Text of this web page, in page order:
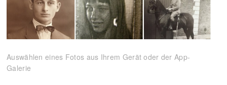
Auswählen eines Fotos aus Ihrem Gerät oder der App-
Galerie